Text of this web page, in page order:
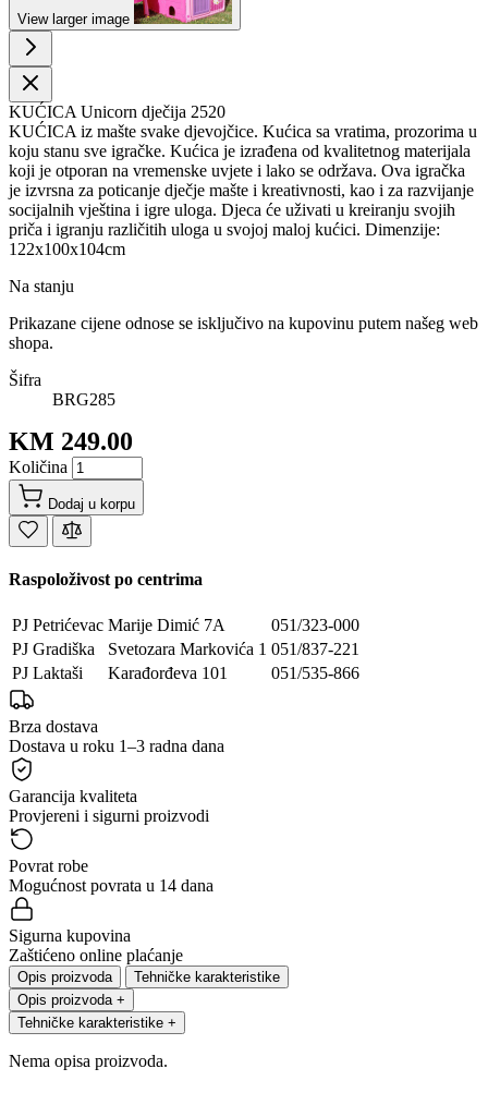
View larger image
KUĆICA Unicorn dječija 2520
KUĆICA iz mašte svake djevojčice. Kućica sa vratima, prozorima u
koju stanu sve igračke. Kućica je izrađena od kvalitetnog materijala
koji je otporan na vremenske uvjete i lako se održava. Ova igračka
je izvrsna za poticanje dječje mašte i kreativnosti, kao i za razvijanje
socijalnih vještina i igre uloga. Djeca će uživati u kreiranju svojih
priča i igranju različitih uloga u svojoj maloj kućici. Dimenzije:
122x100x104cm
Na stanju
Prikazane cijene odnose se isključivo na kupovinu putem našeg web
shopa.
Šifra
BRG285
KM 249.00
Količina
Dodaj u korpu
Raspoloživost po centrima
PJ Petrićevac Marije Dimić 7A
051/323-000
PJ Gradiška
Svetozara Markovića 1 051/837-221
PJ Laktaši
Karađorđeva 101 051/535-866
Brza dostava
Dostava u roku 1–3 radna dana
Garancija kvaliteta
Provjereni i sigurni proizvodi
Povrat robe
Mogućnost povrata u 14 dana
Sigurna kupovina
Zaštićeno online plaćanje
Opis proizvoda
Tehničke karakteristike
Opis proizvoda +
Tehničke karakteristike +
Nema opisa proizvoda.